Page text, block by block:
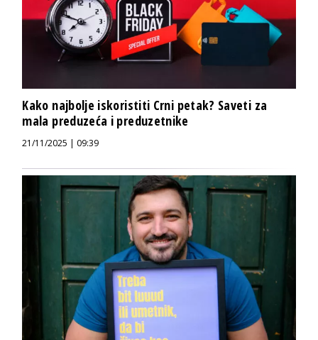
Kako najbolje iskoristiti Crni petak? Saveti za
mala preduzeća i preduzetnike
21/11/2025 | 09:39